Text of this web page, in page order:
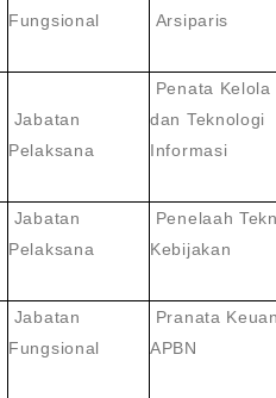
Fungsional
Arsiparis
Jabatan
Pelaksana
Penata Kelola
dan Teknologi
Informasi
Jabatan
Pelaksana
Penelaah
Kebijakan
Jabatan
Fungsional
Pranata
APBN